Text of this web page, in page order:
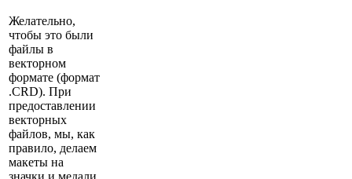
Желательно,
чтобы это были
файлы в
векторном
формате (формат
.CRD). При
предоставлении
векторных
файлов, мы, как
правило, делаем
макеты на
значки и медали